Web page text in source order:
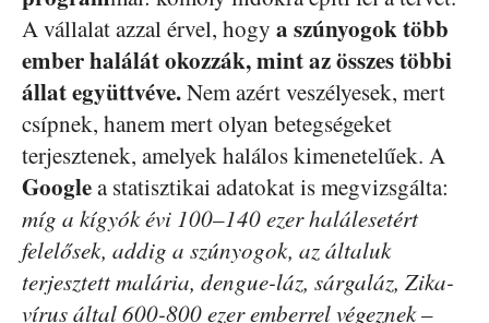
A vállalat azzal érvel, hogy a szúnyogok több
ember halálát okozzák, mint az összes többi
állat együttvéve.Nem azért veszélyesek, mert
csípnek, hanem mert olyan betegségeket
terjesztenek, amelyek halálos kimenetelűek. A
Googlea statisztikai adatokat is megvizsgálta:
míg a kígyók évi 100–140 ezer halálesetért
felelősek, addig a szúnyogok, az általuk
terjesztett malária, dengue-láz, sárgaláz, Zika-
vírus által 600-800 ezer emberrel végeznek–